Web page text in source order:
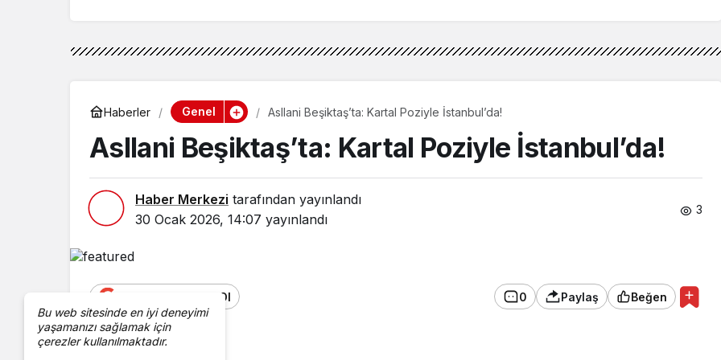
Haberler Genel Asllani Beşiktaş’ta: Kartal Poziyle İstanbul’da!
Asllani Beşiktaş’ta: Kartal Poziyle İstanbul’da!
Haber Merkezi tarafından yayınlandı
30 Ocak 2026, 14:07 yayınlandı
3
Google'da Abone Ol 0 Paylaş Beğen
Bu web sitesinde en iyi deneyimi
yaşamanızı sağlamak için
çerezler kullanılmaktadır.